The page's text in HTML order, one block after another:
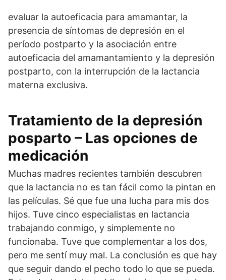
evaluar la autoeficacia para amamantar, la
presencia de síntomas de depresión en el
período postparto y la asociación entre
autoeficacia del amamantamiento y la depresión
postparto, con la interrupción de la lactancia
materna exclusiva.
Tratamiento de la depresión
posparto – Las opciones de
medicación
Muchas madres recientes también descubren
que la lactancia no es tan fácil como la pintan en
las películas. Sé que fue una lucha para mis dos
hijos. Tuve cinco especialistas en lactancia
trabajando conmigo, y simplemente no
funcionaba. Tuve que complementar a los dos,
pero me sentí muy mal. La conclusión es que hay
que seguir dando el pecho todo lo que se pueda.